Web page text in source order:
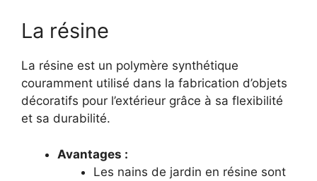
La résine
La résine est un polymère synthétique
couramment utilisé dans la fabrication d’objets
décoratifs pour l’extérieur grâce à sa flexibilité
et sa durabilité.
Avantages :
Les nains de jardin en résine sont